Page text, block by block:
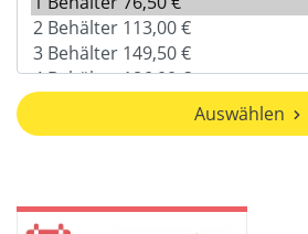
Auswählen